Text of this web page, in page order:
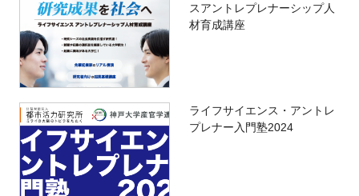
スアントレプレナーシップ人
材育成講座
ライフサイエンス・アントレ
プレナー入門塾2024